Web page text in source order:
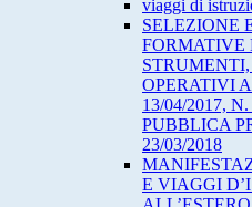
viaggi di
SELEZIONE
FORMATIVE
OPERATIVI
13/04/2017,
PUBBLICA
23/03/2018
E VIAGGI